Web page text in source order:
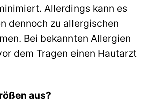
Allerdings kann es
dennoch zu allergischen
Bei bekannten Allergien
dem Tragen einen Hautarzt
aus?